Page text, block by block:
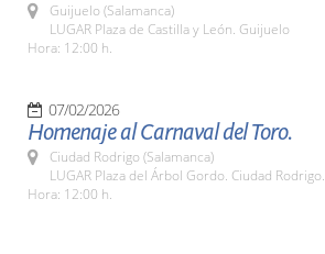
Guijuelo (Salamanca)
LUGAR Plaza de Castilla y León. Guijuelo
Hora: 12:00 h.
07/02/2026
Homenaje al Carnaval del Toro.
Ciudad Rodrigo (Salamanca)
LUGAR Plaza del Árbol Gordo. Ciudad Rodrigo.
Hora: 12:00 h.